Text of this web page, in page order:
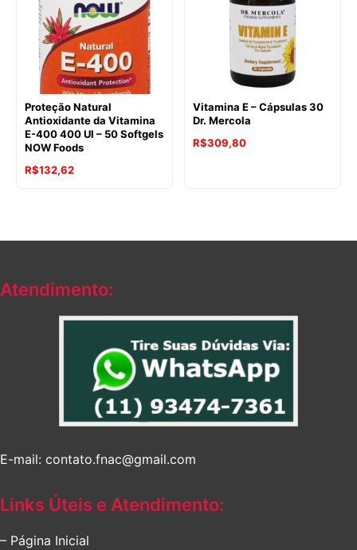
Proteção Natural
Antioxidante da Vitamina
E-400 400 UI – 50 Softgels
NOW Foods
O
R$132,62O
Vitamina E – Cápsulas 30
Dr. Mercola
R$309,80
Atendimento:
E-mail: contato.fnac@gmail.com
Links Úteis e Atendimento:
– Página Inicial